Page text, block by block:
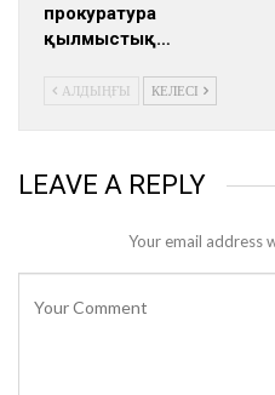
прокуратура
қылмыстық…
АЛДЫҢҒЫ КЕЛЕСІ
LEAVE A REPLY
Your email address